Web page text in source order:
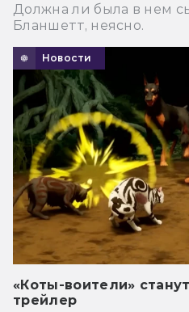
Должна ли была в нем
Бланшетт, неясно.
Новости
«Коты-воители»
трейлер